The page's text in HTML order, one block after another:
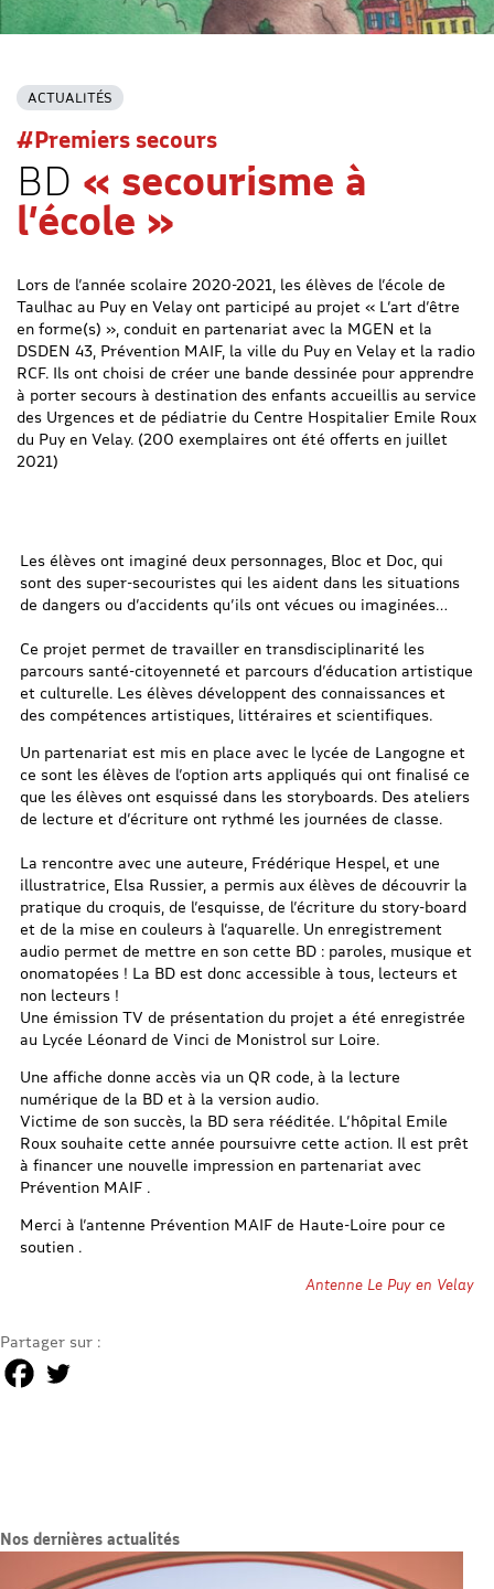
ACTUALITÉS
#Premiers secours
BD « secourisme à
l’école »
Lors de l’année scolaire 2020-2021, les élèves de l’école de
Taulhac au Puy en Velay ont participé au projet « L’art d’être
en forme(s) », conduit en partenariat avec la MGEN et la
DSDEN 43, Prévention MAIF, la ville du Puy en Velay et la radio
RCF. Ils ont choisi de créer une bande dessinée pour apprendre
à porter secours à destination des enfants accueillis au service
des Urgences et de pédiatrie du Centre Hospitalier Emile Roux
du Puy en Velay. (200 exemplaires ont été offerts en juillet
2021)
Les élèves ont imaginé deux personnages, Bloc et Doc, qui
sont des super-secouristes qui les aident dans les situations
de dangers ou d’accidents qu’ils ont vécues ou imaginées…
Ce projet permet de travailler en transdisciplinarité les
parcours santé-citoyenneté et parcours d’éducation artistique
et culturelle. Les élèves développent des connaissances et
des compétences artistiques, littéraires et scientifiques.
Un partenariat est mis en place avec le lycée de Langogne et
ce sont les élèves de l’option arts appliqués qui ont finalisé ce
que les élèves ont esquissé dans les storyboards. Des ateliers
de lecture et d’écriture ont rythmé les journées de classe.
La rencontre avec une auteure, Frédérique Hespel, et une
illustratrice, Elsa Russier, a permis aux élèves de découvrir la
pratique du croquis, de l’esquisse, de l’écriture du story-board
et de la mise en couleurs à l’aquarelle. Un enregistrement
audio permet de mettre en son cette BD : paroles, musique et
onomatopées ! La BD est donc accessible à tous, lecteurs et
non lecteurs !
Une émission TV de présentation du projet a été enregistrée
au Lycée Léonard de Vinci de Monistrol sur Loire.
Une affiche donne accès via un QR code, à la lecture
numérique de la BD et à la version audio.
Victime de son succès, la BD sera rééditée. L’hôpital Emile
Roux souhaite cette année poursuivre cette action. Il est prêt
à financer une nouvelle impression en partenariat avec
Prévention MAIF .
Merci à l’antenne Prévention MAIF de Haute-Loire pour ce
soutien .
Antenne Le Puy en Velay
Partager sur :
Nos dernières actualités